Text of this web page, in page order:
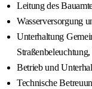
Leitung des
Wasserversorgung
Unterhaltung
Betrieb und
Technische